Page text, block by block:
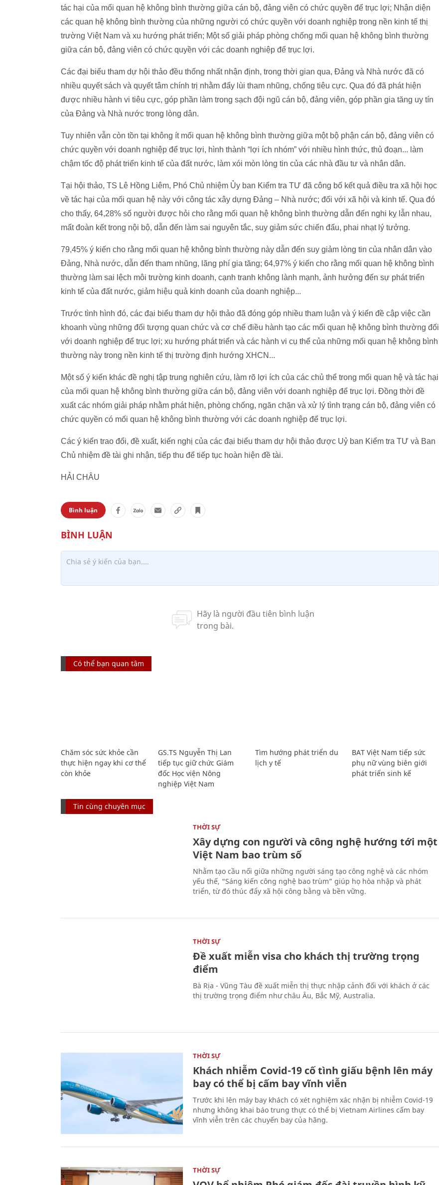
tác hại của mối quan hệ không bình thường giữa cán bộ, đảng viên có chức quyền để trục lợi; Nhận diện
các quan hệ không bình thường của những người có chức quyền với doanh nghiệp trong nền kinh tế thị
trường Việt Nam và xu hướng phát triển; Một số giải pháp phòng chống mối quan hệ không bình thường
giữa cán bộ, đảng viên có chức quyền với các doanh nghiệp để trục lợi.
Các đại biểu tham dự hội thảo đều thống nhất nhận định, trong thời gian qua, Đảng và Nhà nước đã có
nhiều quyết sách và quyết tâm chính trị nhằm đẩy lùi tham nhũng, chống tiêu cực. Qua đó đã phát hiện
được nhiều hành vi tiêu cực, góp phần làm trong sạch đội ngũ cán bộ, đảng viên, góp phần gia tăng uy tín
của Đảng và Nhà nước trong lòng dân.
Tuy nhiên vẫn còn tồn tại không ít mối quan hệ không bình thường giữa một bộ phận cán bộ, đảng viên có
chức quyền với doanh nghiệp để trục lợi, hình thành “lợi ích nhóm” với nhiều hình thức, thủ đoạn... làm
chậm tốc độ phát triển kinh tế của đất nước, làm xói mòn lòng tin của các nhà đầu tư và nhân dân.
Tại hội thảo, TS Lê Hồng Liêm, Phó Chủ nhiệm Ủy ban Kiểm tra TƯ đã công bố kết quả điều tra xã hội học
về tác hại của mối quan hệ này với công tác xây dựng Đảng – Nhà nước; đối với xã hội và kinh tế. Qua đó
cho thấy, 64,28% số người được hỏi cho rằng mối quan hệ không bình thường dẫn đến nghi kỵ lẫn nhau,
mất đoàn kết trong nội bộ, dẫn đến làm sai nguyên tắc, suy giảm sức chiến đấu, phai nhạt lý tưởng.
79,45% ý kiến cho rằng mối quan hệ không bình thường này dẫn đến suy giảm lòng tin của nhân dân vào
Đảng, Nhà nước, dẫn đến tham nhũng, lãng phí gia tăng; 64,97% ý kiến cho rằng mối quan hệ không bình
thường làm sai lệch môi trường kinh doanh, cạnh tranh không lành mạnh, ảnh hưởng đến sự phát triển
kinh tế của đất nước, giảm hiệu quả kinh doanh của doanh nghiệp...
Trước tình hình đó, các đại biểu tham dự hội thảo đã đóng góp nhiều tham luận và ý kiến đề cập việc cần
khoanh vùng những đối tượng quan chức và cơ chế điều hành tạo các mối quan hệ không bình thường đối
với doanh nghiệp để trục lợi; xu hướng phát triển và các hành vi cụ thể của những mối quan hệ không bình
thường này trong nền kinh tế thị trường định hướng XHCN...
Một số ý kiến khác đề nghị tập trung nghiên cứu, làm rõ lợi ích của các chủ thể trong mối quan hệ và tác hại
của mối quan hệ không bình thường giữa cán bộ, đảng viên với doanh nghiệp để trục lợi. Đồng thời đề
xuất các nhóm giải pháp nhằm phát hiện, phòng chống, ngăn chặn và xử lý tình trạng cán bộ, đảng viên có
chức quyền có mối quan hệ không bình thường với các doanh nghiệp để trục lợi.
Các ý kiến trao đổi, đề xuất, kiến nghị của các đại biểu tham dự hội thảo được Uỷ ban Kiểm tra TƯ và Ban
Chủ nhiệm đề tài ghi nhận, tiếp thu để tiếp tục hoàn hiện đề tài.
HẢI CHÂU
Bình luận
Có thể bạn quan tâm
Chăm sóc sức khỏe cần
thực hiện ngay khi cơ thể
còn khỏe
GS.TS Nguyễn Thị Lan
tiếp tục giữ chức Giám
đốc Học viện Nông
nghiệp Việt Nam
Tìm hướng phát triển du
lịch y tế
BAT Việt Nam tiếp sức
phụ nữ vùng biên giới
phát triển sinh kế
Tin cùng chuyên mục
THỜI SỰ
Xây dựng con người và công nghệ hướng tới một
Việt Nam bao trùm số
Nhằm tạo cầu nối giữa những người sáng tạo công nghệ và các nhóm
yếu thế, “Sáng kiến công nghệ bao trùm” giúp họ hòa nhập và phát
triển, từ đó thúc đẩy xã hội công bằng và bền vững.
THỜI SỰ
Đề xuất miễn visa cho khách thị trường trọng
điểm
Bà Rịa - Vũng Tàu đề xuất miễn thị thực nhập cảnh đối với khách ở các
thị trường trọng điểm như châu Âu, Bắc Mỹ, Australia.
THỜI SỰ
Khách nhiễm Covid-19 cố tình giấu bệnh lên máy
bay có thể bị cấm bay vĩnh viễn
Trước khi lên máy bay khách có xét nghiệm xác nhận bị nhiễm Covid-19
nhưng không khai báo trung thực có thể bị Vietnam Airlines cấm bay
vĩnh viễn trên các chuyến bay của hãng.
THỜI SỰ